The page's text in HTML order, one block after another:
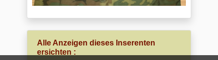
Alle Anzeigen dieses Inserenten
ersichten :